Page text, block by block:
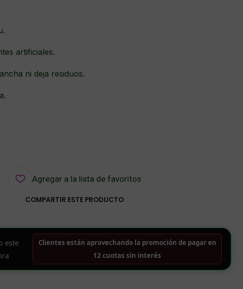
artificiales.
ni deja residuos.
Agregar a la lista de favoritos
COMPARTIR ESTE PRODUCTO